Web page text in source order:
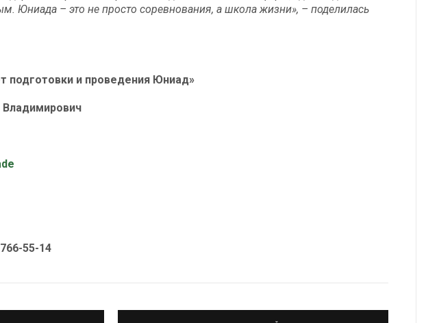
Юниада – это не просто соревнования, а школа жизни», – поделилась
и проведения Юниад»
Владимирович
55-14